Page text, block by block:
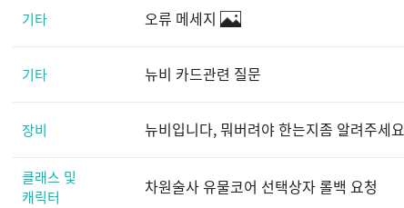
기타 오류 메세지
기타 뉴비 카드관련 질문
장비 뉴비입니다, 뭐버려야 한는지좀 알려주세요
클래스 및
캐릭터
차원술사 유물코어 선택상자 롤백 요청